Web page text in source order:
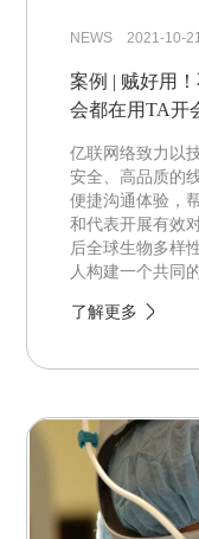
NEWS 2021-10-
案例 | 贼好用
会都在用TA
亿联网络致力以
安全、高品质的
便捷沟通体验，
和代表开展有效
后全球生物多样
人构建一个共同
了解更多